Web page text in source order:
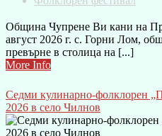
Община Чупрене Ви кани на
август 2026 г. с. Горни Лом,
превърне в столица на [...]
More Info
Седми кулинарно-фолклорен
2026 в село Чилнов